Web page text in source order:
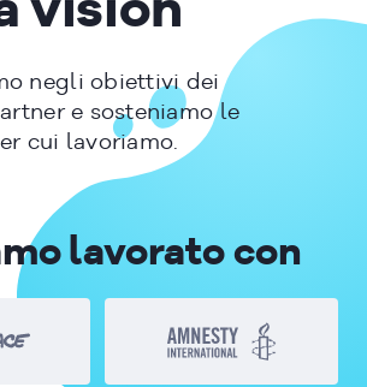
vision
negli obiettivi dei
e sosteniamo le
cui lavoriamo.
lavorato con